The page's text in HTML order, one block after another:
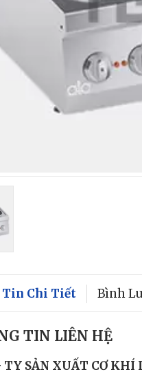
Chi Tiết Bình
TIN LIÊN HỆ
TY SẢN XUẤT CƠ